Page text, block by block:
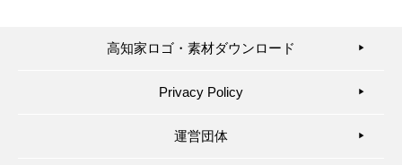
高知家ロゴ・素材ダウンロード ▶︎
Privacy Policy ▶︎
運営団体 ▶︎